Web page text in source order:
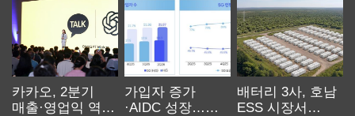
카카오, 2분기
매출·영업익 역대
가입자 증가
·AIDC 성장…
배터리 3사, 호남
ESS 시장서